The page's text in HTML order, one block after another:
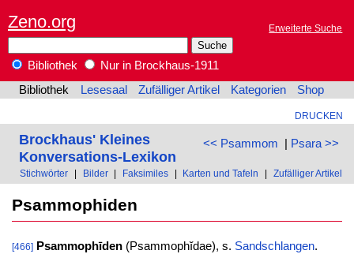
Zeno.org Erweiterte Suche
Bibliothek
Nur in Brockhaus-1911
Bibliothek
Lesesaal Zufälliger Artikel Kategorien Shop
DRUCKEN
<< Psammom | Psara >>
Brockhaus' Kleines
Konversations-Lexikon
Stichwörter Bilder Faksimiles Karten und Tafeln Zufälliger Artikel
Psammophiden
[466] Psammophīden(Psammophĭdae), s. Sandschlangen.